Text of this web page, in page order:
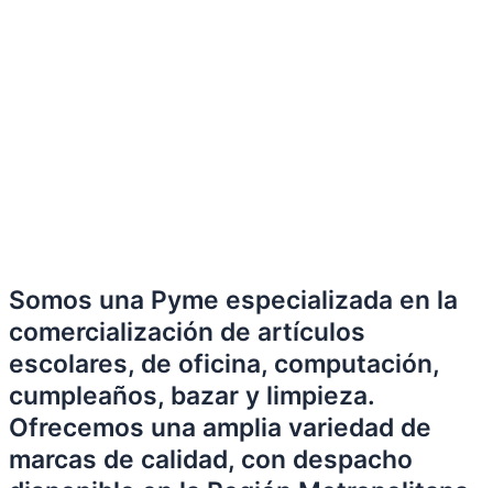
Somos una Pyme especializada en la
comercialización de artículos
escolares, de oficina, computación,
cumpleaños, bazar y limpieza.
Ofrecemos una amplia variedad de
marcas de calidad, con despacho